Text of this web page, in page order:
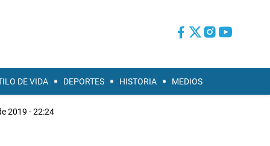
DE VIDA DEPORTES HISTORIA MEDIOS
2019 - 22:24